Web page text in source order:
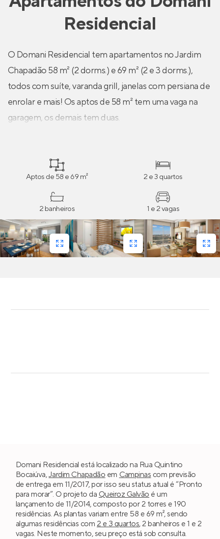
Residencial
O Domani Residencial tem apartamentos no Jardim
Chapadão 58 m² (2 dorms.) e 69 m² (2 e 3 dorms.),
todos com suíte, varanda grill, janelas com persiana de
enrolar e mais! Os aptos de 58 m² tem uma vaga na
garagem, os demais tem duas.
Aptos de 58 e 69 m² 2 e 3 quartos
2 banheiros 1 e 2 vagas
Domani Residencial está localizado na Rua Quintino
Bocaiúva,Jardim Chapadão em Campinas com previsão
de entrega em 11/2017, por isso seu status atual é “Pronto
para morar”. O projeto da Queiroz Galvão é um
lançamento de 11/2014, composto por 2 torres e 190
residências. As plantas variam entre 58 e 69 m², sendo
algumas residências com 2 e 3 quartos, 2 banheiros e 1 e 2
vagas. Neste momento, seu preço está sob consulta.